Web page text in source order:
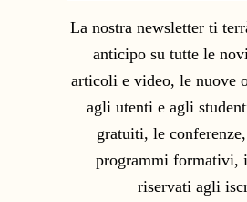
La nostra newsletter ti
anticipo su tutte le
articoli e video, le nuove
agli utenti e agli
gratuiti, le
programmi formativi,
riservati agli